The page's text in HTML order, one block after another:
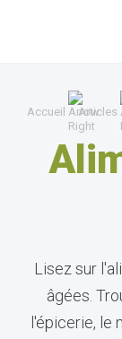
Accueil Articles
Lisez sur
âgées.
l'épicerie, le